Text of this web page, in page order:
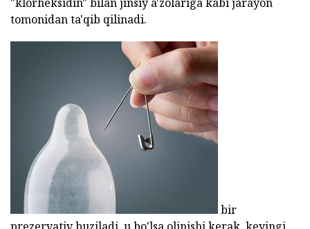
tomonidan ta'qib qilinadi.
bir